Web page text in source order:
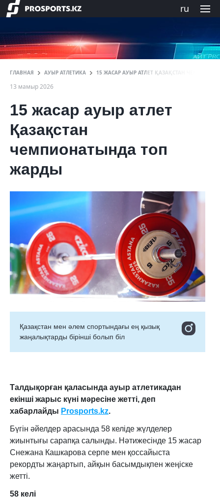
ru
ГЛАВНАЯ АУЫР АТЛЕТИКА 15 ЖАСАР АУЫР АТЛЕТ ҚАЗАҚСТАН ЧЕМПИОНЫ
13 мамыр 2026
15 жасар ауыр атлет
Қазақстан
чемпионатында топ
жарды
Қазақстан мен әлем спортындағы ең қызық
жаңалықтарды бірінші болып біл
Талдықорған қаласында ауыр атлетикадан
екінші жарыс күні мәресіне жетті, деп
хабарлайды Prosports.kz.
Бүгін әйелдер арасында 58 келіде жүлделер
жиынтығы сарапқа салынды. Нәтижесінде 15 жасар
Снежана Кашкарова серпе мен қоссайыста
рекордты жаңартып, айқын басымдықпен жеңіске
жетті.
58 келі